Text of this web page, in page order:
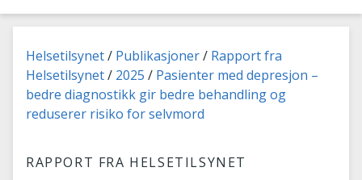
Du er her:
Helsetilsynet Publikasjoner
Rapport fra
Helsetilsynet
2025
Pasienter med depresjon –
bedre diagnostikk gir bedre behandling og
reduserer risiko for selvmord
RAPPORT FRA HELSETILSYNET